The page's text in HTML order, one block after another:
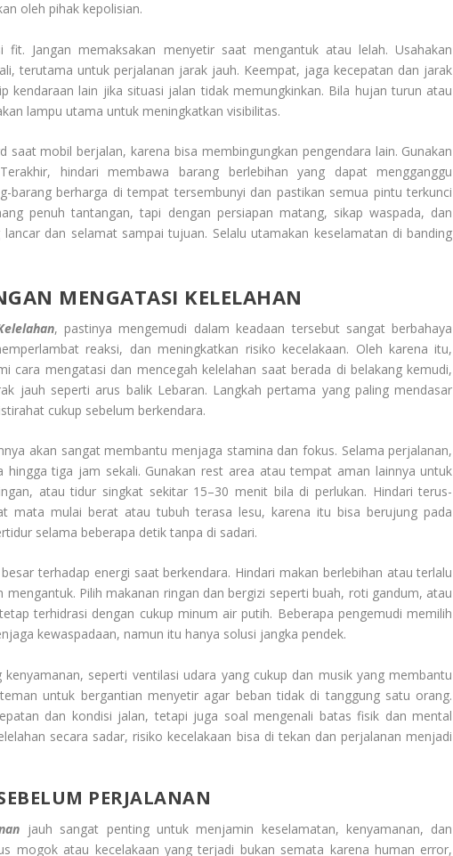
oleh pihak kepolisian.
fit. Jangan memaksakan menyetir saat mengantuk atau lelah. Usahakan
terutama untuk perjalanan jarak jauh. Keempat, jaga kecepatan dan jarak
kendaraan lain jika situasi jalan tidak memungkinkan. Bila hujan turun atau
lampu utama untuk meningkatkan visibilitas.
saat mobil berjalan, karena bisa membingungkan pengendara lain. Gunakan
hindari membawa barang berlebihan yang dapat mengganggu
barang berharga di tempat tersembunyi dan pastikan semua pintu terkunci
penuh tantangan, tapi dengan persiapan matang, sikap waspada, dan
dan selamat sampai tujuan. Selalu utamakan keselamatan di banding
MENGATASI KELELAHAN
, pastinya mengemudi dalam keadaan tersebut sangat berbahaya
reaksi, dan meningkatkan risiko kecelakaan. Oleh karena itu,
cara mengatasi dan mencegah kelelahan saat berada di belakang kemudi,
jauh seperti arus balik Lebaran. Langkah pertama yang paling mendasar
cukup sebelum berkendara.
akan sangat membantu menjaga stamina dan fokus. Selama perjalanan,
hingga tiga jam sekali. Gunakan rest area atau tempat aman lainnya untuk
atau tidur singkat sekitar 15–30 menit bila di perlukan. Hindari terus-
mata mulai berat atau tubuh terasa lesu, karena itu bisa berujung pada
selama beberapa detik tanpa di sadari.
terhadap energi saat berkendara. Hindari makan berlebihan atau terlalu
Pilih makanan ringan dan bergizi seperti buah, roti gandum, atau
terhidrasi dengan cukup minum air putih. Beberapa pengemudi memilih
kewaspadaan, namun itu hanya solusi jangka pendek.
seperti ventilasi udara yang cukup dan musik yang membantu
untuk bergantian menyetir agar beban tidak di tanggung satu orang.
dan kondisi jalan, tetapi juga soal mengenali batas fisik dan mental
secara sadar, risiko kecelakaan bisa di tekan dan perjalanan menjadi
PERJALANAN
jauh sangat penting untuk menjamin keselamatan, kenyamanan, dan
mogok atau kecelakaan yang terjadi bukan semata karena human error,